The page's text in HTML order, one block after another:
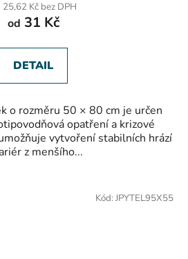
25,62 Kč bez DPH
od 31 Kč
DETAIL
o rozměru 50 × 80 cm je určen
opatření a krizové
vytvoření stabilních hrází
z menšího...
Kód: JPYTEL95X55